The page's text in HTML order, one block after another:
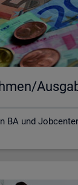
BA und